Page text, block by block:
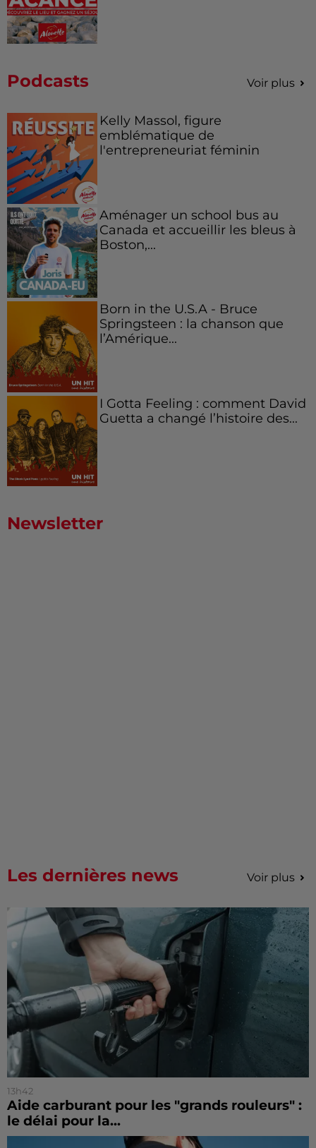
Podcasts Voir plus
Kelly Massol, figure
emblématique de
l'entrepreneuriat féminin
Aménager un school bus au
Canada et accueillir les bleus à
Boston,...
Born in the U.S.A - Bruce
Springsteen : la chanson que
l’Amérique...
I Gotta Feeling : comment David
Guetta a changé l’histoire des...
Newsletter
Les dernières news Voir plus
13h42
Aide carburant pour les "grands rouleurs" :
le délai pour la...